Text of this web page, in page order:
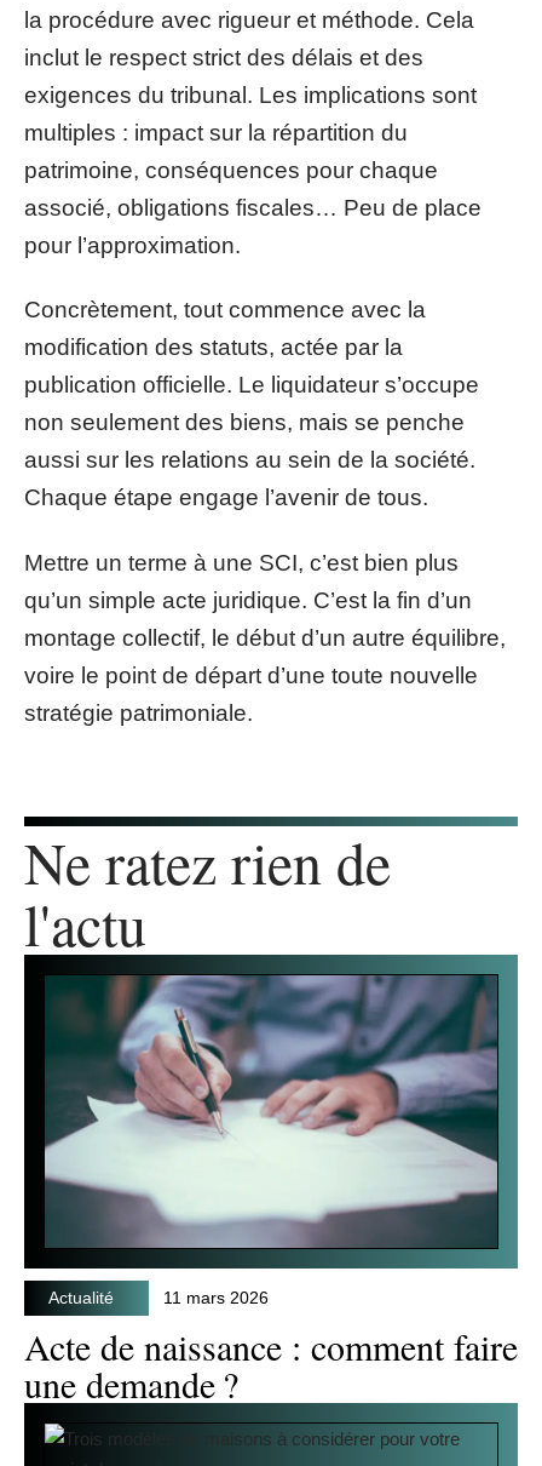
la procédure avec rigueur et méthode. Cela
inclut le respect strict des délais et des
exigences du tribunal. Les implications sont
multiples : impact sur la répartition du
patrimoine, conséquences pour chaque
associé, obligations fiscales… Peu de place
pour l’approximation.
Concrètement, tout commence avec la
modification des statuts, actée par la
publication officielle. Le liquidateur s’occupe
non seulement des biens, mais se penche
aussi sur les relations au sein de la société.
Chaque étape engage l’avenir de tous.
Mettre un terme à une SCI, c’est bien plus
qu’un simple acte juridique. C’est la fin d’un
montage collectif, le début d’un autre équilibre,
voire le point de départ d’une toute nouvelle
stratégie patrimoniale.
Ne ratez rien de
l'actu
Actualité 11 mars 2026
Acte de naissance : comment faire
une demande ?